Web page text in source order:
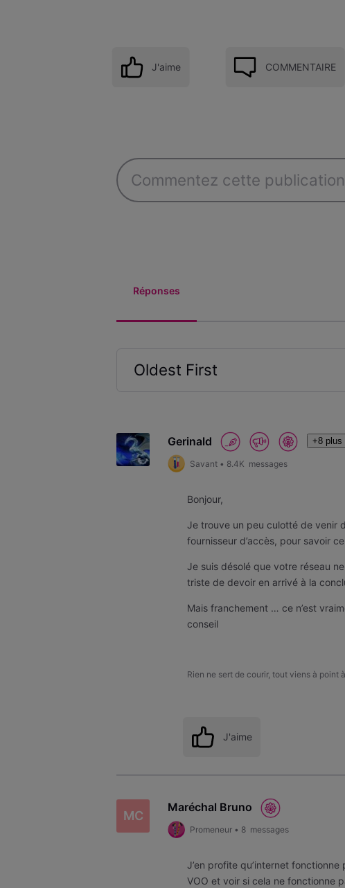
J'aime COMMENTAIRE
Réponses
Oldest First
First
Gerinald +8 plus
Savant• 8.4K messages
Bonjour,
Je trouve un peu culotté de venir
fournisseur d’accès, pour savoir
Je suis désolé que votre réseau
triste de devoir en arrivé à la
Mais franchement … ce n’est
conseil
Rien ne sert de courir, tout viens à point
J'aime
MC
Maréchal Bruno
Promeneur• 8 messages
J’en profite qu’internet
VOO et voir si cela ne fonctionne